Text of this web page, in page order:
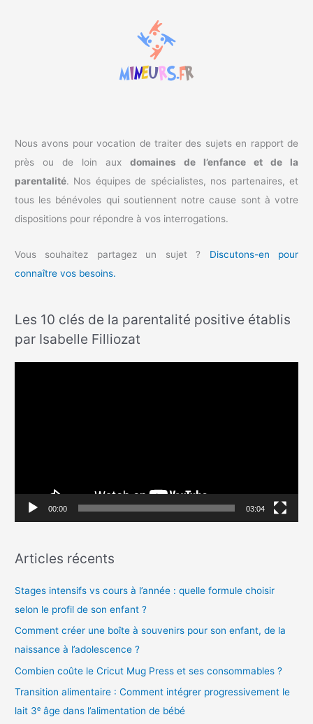
Nous avons pour vocation de traiter des sujets en rapport de
près ou de loin aux domaines de l’enfance et de la
parentalité. Nos équipes de spécialistes, nos partenaires, et
tous les bénévoles qui soutiennent notre cause sont à votre
dispositions pour répondre à vos interrogations.
Vous souhaitez partagez un sujet ? Discutons-en pour
connaître vos besoins.
Les 10 clés de la parentalité positive établis
par Isabelle Filliozat
i
é
00:00 03:04
Articles récents
Stages intensifs vs cours à l’année : quelle formule choisir
selon le profil de son enfant ?
Comment créer une boîte à souvenirs pour son enfant, de la
naissance à l’adolescence ?
Combien coûte le Cricut Mug Press et ses consommables ?
Transition alimentaire : Comment intégrer progressivement le
lait 3ᵉ âge dans l’alimentation de bébé